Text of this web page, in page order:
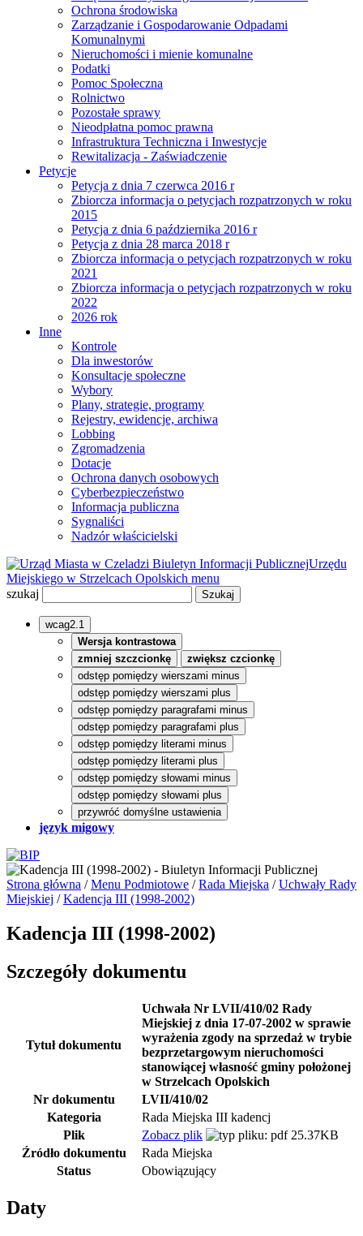
Ochrona środowiska
Zarządzanie i Gospodarowanie Odpadami
Komunalnymi
Nieruchomości i mienie komunalne
Podatki
Pomoc Społeczna
Rolnictwo
Pozostałe sprawy
Nieodpłatna pomoc prawna
Infrastruktura Techniczna i Inwestycje
Rewitalizacja - Zaświadczenie
Petycje
Petycja z dnia 7 czerwca 2016 r
Zbiorcza informacja o petycjach rozpatrzonych w roku
2015
Petycja z dnia 6 października 2016 r
Petycja z dnia 28 marca 2018 r
Zbiorcza informacja o petycjach rozpatrzonych w roku
2021
Zbiorcza informacja o petycjach rozpatrzonych w roku
2022
2026 rok
Inne
Kontrole
Dla inwestorów
Konsultacje społeczne
Wybory
Plany, strategie, programy
Rejestry, ewidencje, archiwa
Lobbing
Zgromadzenia
Dotacje
Ochrona danych osobowych
Cyberbezpieczeństwo
Informacja publiczna
Sygnaliści
Nadzór właścicielski
Biuletyn Informacji PublicznejUrzędu
Miejskiego w Strzelcach Opolskich menu
szukaj
wcag2.1
Wersja kontrastowa
zmniej szczcionkę
zwiększ czcionkę
odstęp pomiędzy wierszami minus
odstęp pomiędzy wierszami plus
odstęp pomiędzy paragrafami minus
odstęp pomiędzy paragrafami plus
odstęp pomiędzy literami minus
odstęp pomiędzy literami plus
odstęp pomiędzy słowami minus
odstęp pomiędzy słowami plus
przywróć domyślne ustawienia
język migowy
Strona główna /Menu Podmiotowe /Rada Miejska /Uchwały Rady
Miejskiej /Kadencja III (1998-2002)
Kadencja III (1998-2002)
Szczegóły dokumentu
Tytuł dokumentu
Uchwała Nr LVII/410/02 Rady
Miejskiej z dnia 17-07-2002 w sprawie
wyrażenia zgody na sprzedaż w trybie
bezprzetargowym nieruchomości
stanowiącej własność gminy położonej
w Strzelcach Opolskich
Nr dokumentu
LVII/410/02
Kategoria
Rada Miejska III kadencj
Plik
Zobacz plik
25.37KB
Źródło dokumentu
Rada Miejska
Status
Obowiązujący
Daty